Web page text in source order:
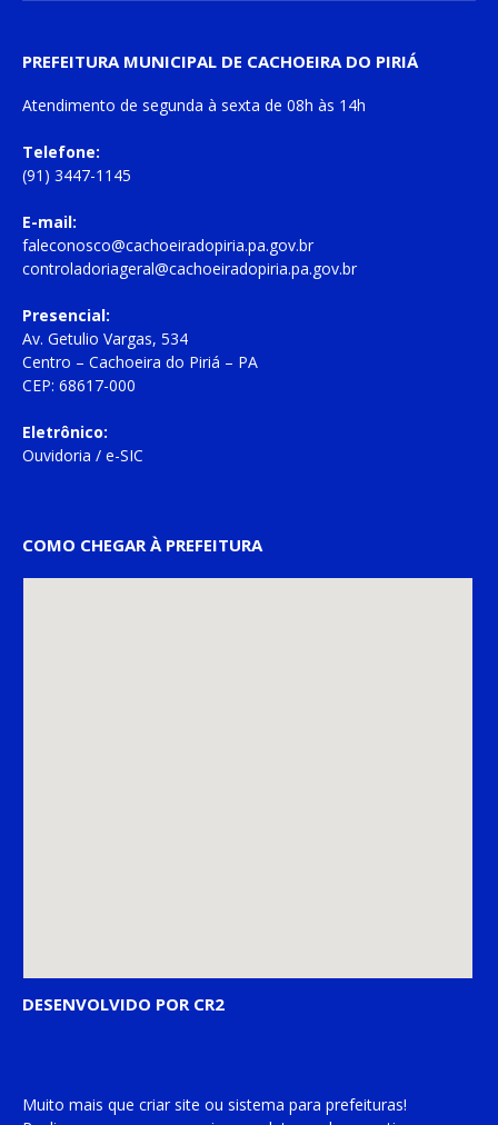
PREFEITURA MUNICIPAL DE CACHOEIRA DO PIRIÁ
Atendimento de segunda à sexta de 08h às 14h
Telefone:
(91) 3447-1145
E-mail:
faleconosco@cachoeiradopiria.pa.gov.br
controladoriageral@cachoeiradopiria.pa.gov.br
Presencial:
Av. Getulio Vargas, 534
Centro – Cachoeira do Piriá – PA
CEP: 68617-000
Eletrônico:
Ouvidoria / e-SIC
COMO CHEGAR À PREFEITURA
DESENVOLVIDO POR CR2
Muito mais que criar site ou sistema para prefeituras!